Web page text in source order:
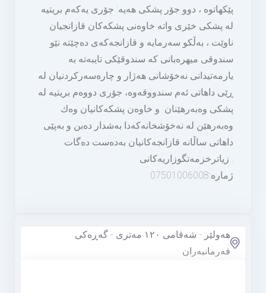
پێكهاتوه‌ ، دوو جۆر پشكى هه‌یه‌: جۆرى یه‌كه‌م بریتیه‌
له‌ پشكى خێرى واته‌ خاوه‌نى پشكه‌كان قازانجیان
ناوێت ، به‌ڵكو سه‌رمایه‌ و قازانجه‌كه‌ى ده‌چێته‌ نێو
سندوقى میهره‌بانى كه‌ سندوقێكى تایبه‌ته‌ به‌
یارمه‌تیدانى نه‌خۆشانى هه‌ژار و چاره‌سه‌ركردنیان له‌
ڕێى داهاتى ئه‌م سندووقه‌وه‌، جۆرى دووه‌م بریتیه‌ له‌
پشكى وه‌به‌رهێنان و خاوه‌ن پشكه‌كانیان وه‌ك
وه‌به‌رهێن له‌ نه‌خۆشخانه‌كه‌دا به‌شدار ده‌بن و به‌پێى
داهاتى ساڵانه‌ قازانجه‌كانیان به‌ده‌ست ده‌گات
. زیاترخزمەتگوزاریەکانی
ژمارە:07501006008
هەولێر - شەقامی ١٢٠ مەتری - گەڕەکی
فەرمانبەران